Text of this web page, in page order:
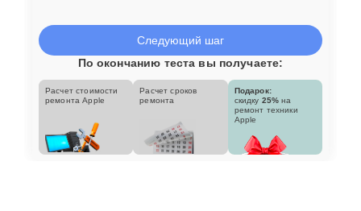
Следующий шаг
По окончанию теста вы получаете:
Расчет стоимости
ремонта Apple
Расчет сроков
ремонта
Подарок:
скидку 25% на
ремонт техники
Apple